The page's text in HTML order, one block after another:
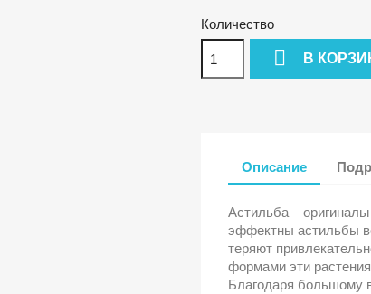
Количество
 В
Описание
Астильба –
эффектны астильбы
теряют
формами эти
Благодаря большому